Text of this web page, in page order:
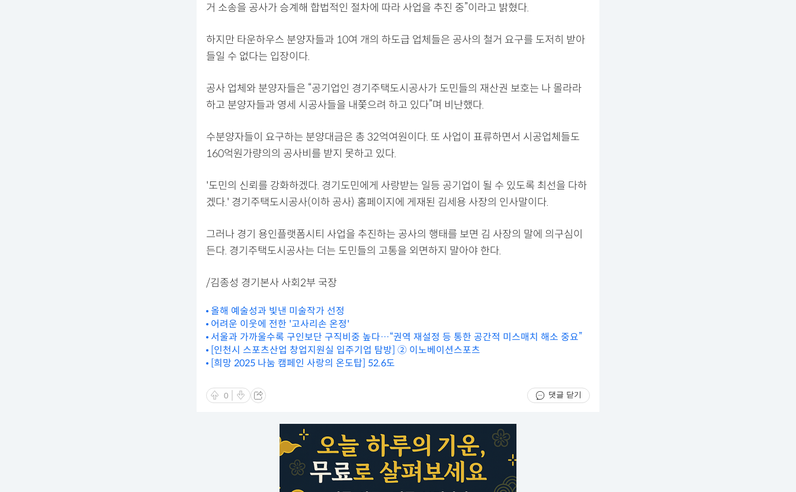
거 소송을 공사가 승계해 합법적인 절차에 따라 사업을 추진 중”이라고 밝혔다.
하지만 타운하우스 분양자들과 10여 개의 하도급 업체들은 공사의 철거 요구를 도저히 받아
들일 수 없다는 입장이다.
공사 업체와 분양자들은 “공기업인 경기주택도시공사가 도민들의 재산권 보호는 나 몰라라
하고 분양자들과 영세 시공사들을 내쫓으려 하고 있다”며 비난했다.
수분양자들이 요구하는 분양대금은 총 32억여원이다. 또 사업이 표류하면서 시공업체들도
160억원가량의의 공사비를 받지 못하고 있다.
'도민의 신뢰를 강화하겠다. 경기도민에게 사랑받는 일등 공기업이 될 수 있도록 최선을 다하
겠다.' 경기주택도시공사(이하 공사) 홈페이지에 게재된 김세용 사장의 인사말이다.
그러나 경기 용인플랫폼시티 사업을 추진하는 공사의 행태를 보면 김 사장의 말에 의구심이
든다. 경기주택도시공사는 더는 도민들의 고통을 외면하지 말아야 한다.
/김종성 경기본사 사회2부 국장
올해 예술성과 빛낸 미술작가 선정
어려운 이웃에 전한 '고사리손 온정'
서울과 가까울수록 구인보단 구직비중 높다…“권역 재설정 등 통한 공간적 미스매치 해소 중요”
[인천시 스포츠산업 창업지원실 입주기업 탐방] ② 이노베이션스포츠
[희망 2025 나눔 캠페인 사랑의 온도탑] 52.6도
0 댓글 닫기